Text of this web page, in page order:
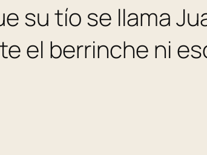
su tío se llama
el berrinche ni